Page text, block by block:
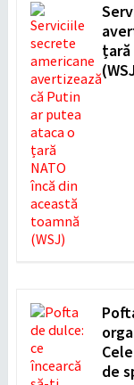
țară
de